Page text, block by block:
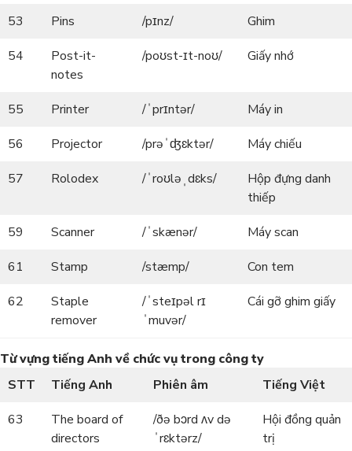
53 Pins /pɪnz/
Ghim
54
Post-it-
notes
/poʊst-ɪt-noʊ/ Giấy nhớ
55 Printer /ˈprɪntər/
Máy in
56
Projector /prəˈʤɛktər/
Máy chiếu
57
Rolodex /ˈroʊləˌdɛks/
Hộp đựng danh
thiếp
59
Scanner /ˈskænər/
Máy scan
61
Stamp /stæmp/
Con tem
62
Staple
remover
/ˈsteɪpəl rɪ
ˈmuvər/
Cái gỡ ghim giấy
Từ vựng tiếng Anh về chức vụ trong công ty
STT
Tiếng Anh Phiên âm
Tiếng Việt
63
The board of
directors
/ðə bɔrd ʌv də
ˈrɛktərz/
Hội đồng quản
trị